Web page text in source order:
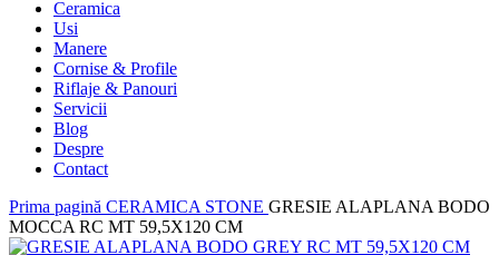
Ceramica
Usi
Manere
Cornise & Profile
Riflaje & Panouri
Servicii
Blog
Despre
Contact
Prima pagină CERAMICA STONE GRESIE ALAPLANA BODO
MOCCA RC MT 59,5X120 CM